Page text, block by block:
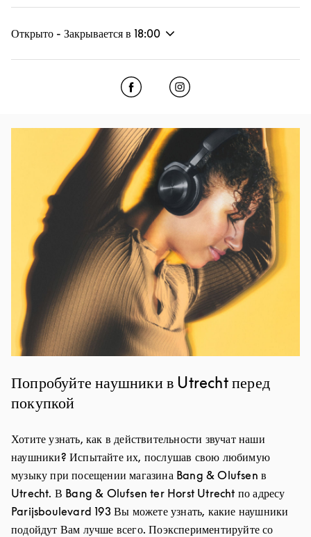
Открыто - Закрывается в 18:00
Click to open Facebook
Link Opens in New Tab
Click to open Instagram
Link Opens in New Tab
Изображение события
Попробуйте наушники в Utrecht перед
покупкой
Хотите узнать, как в действительности звучат наши
наушники? Испытайте их, послушав свою любимую
музыку при посещении магазина Bang & Olufsen в
Utrecht. В Bang & Olufsen ter Horst Utrecht по адресу
Parijsboulevard 193 Вы можете узнать, какие наушники
подойдут Вам лучше всего. Поэкспериментируйте со